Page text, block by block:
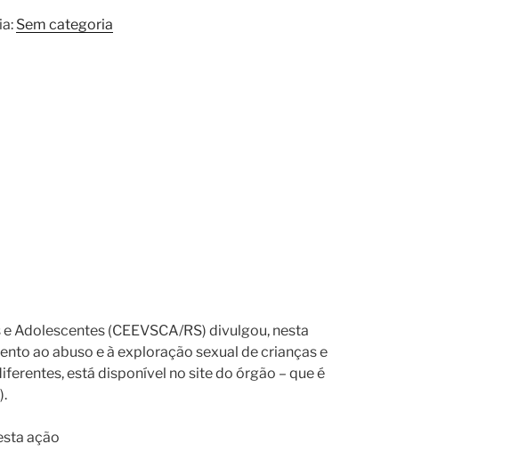
Sem categoria
Adolescentes (CEEVSCA/RS) divulgou, nesta
ao abuso e à exploração sexual de crianças e
está disponível no site do órgão – que é
ação